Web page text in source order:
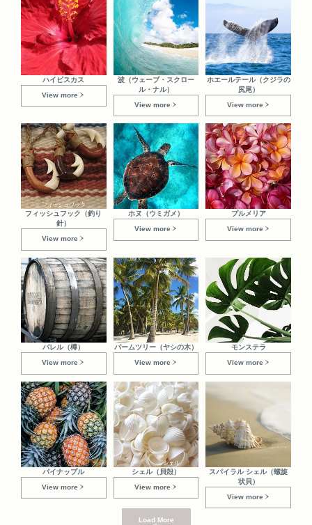
ハイビスカス
View more
波（ウェーブ・スクロー
ル・ナル）
View more
ホエールテール（クジラの
尻尾）
View more
フィッシュフック（釣り
針）
View more
ホヌ（ウミガメ）
View more
プルメリア
View more
バレル（樽）
View more
パームツリー（ヤシの木）
View more
モンステラ
View more
パイナップル
View more
シェル（貝殻）
View more
スパイラル シェル（螺旋
状貝）
View more
Load More